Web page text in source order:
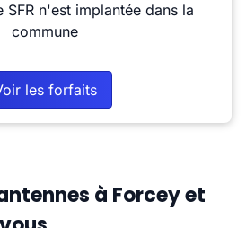
SFR n'est implantée dans la
commune
les forfaits
à Forcey et